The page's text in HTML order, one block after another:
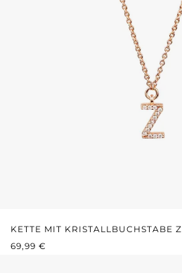
KETTE MIT KRISTALLBUCHSTABE Z
REGULÄRER PREIS:
69,99 €